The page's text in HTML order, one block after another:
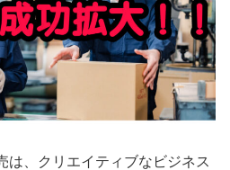
は、クリエイティブなビジネス